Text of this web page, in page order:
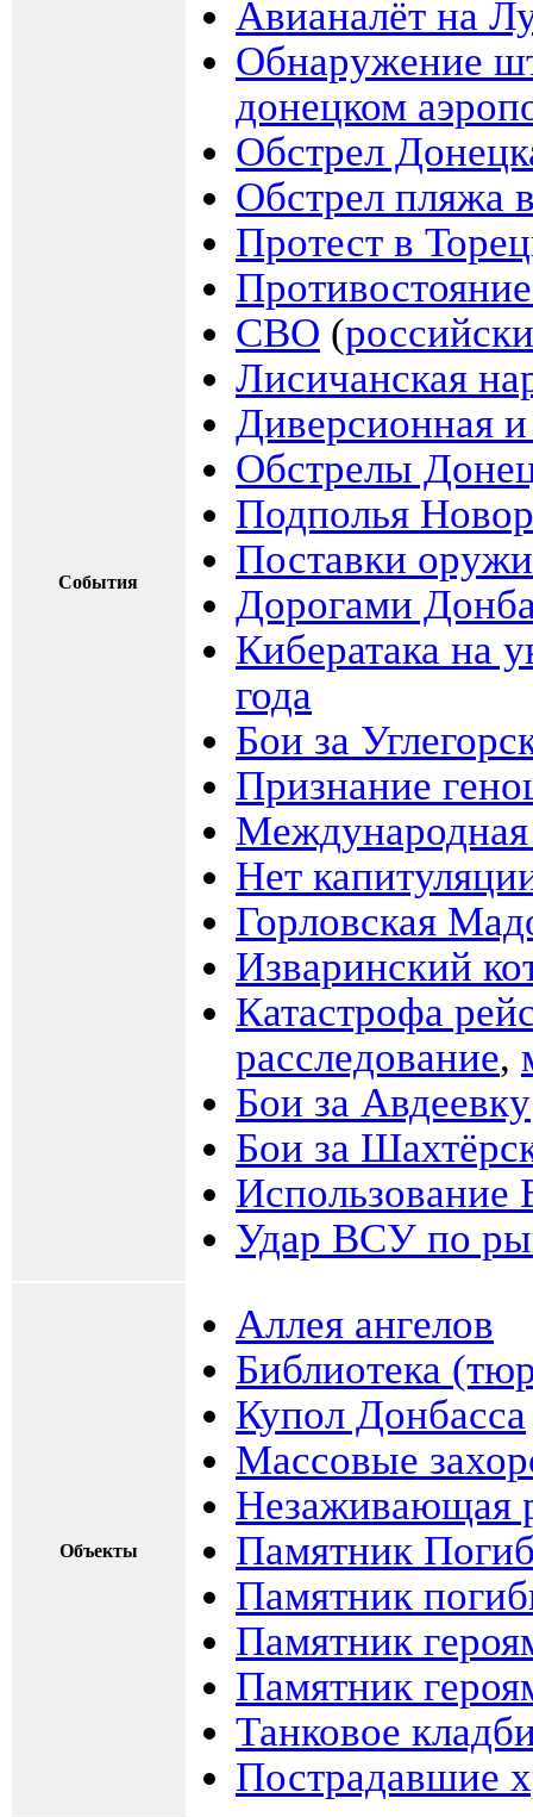
События
Авианалёт на
Обнаружение
донецком
Обстрел
Обстрел пляжа
Протест в
СВО (
Лисичанская
Диверсионная и
Обстрелы
Подполья
Поставки
Дорогами
Кибератака на
года
Бои за
Признание
Международная
Нет
Горловская
Изваринский
Катастрофа
расследование,
Бои за Авдеевку
Бои за
Удар ВСУ по
Объекты
Аллея ангелов
Библиотека
Купол Донбасса
Массовые
Незаживающая
Памятник
Памятник
Памятник
Памятник
Танковое
Пострадавшие